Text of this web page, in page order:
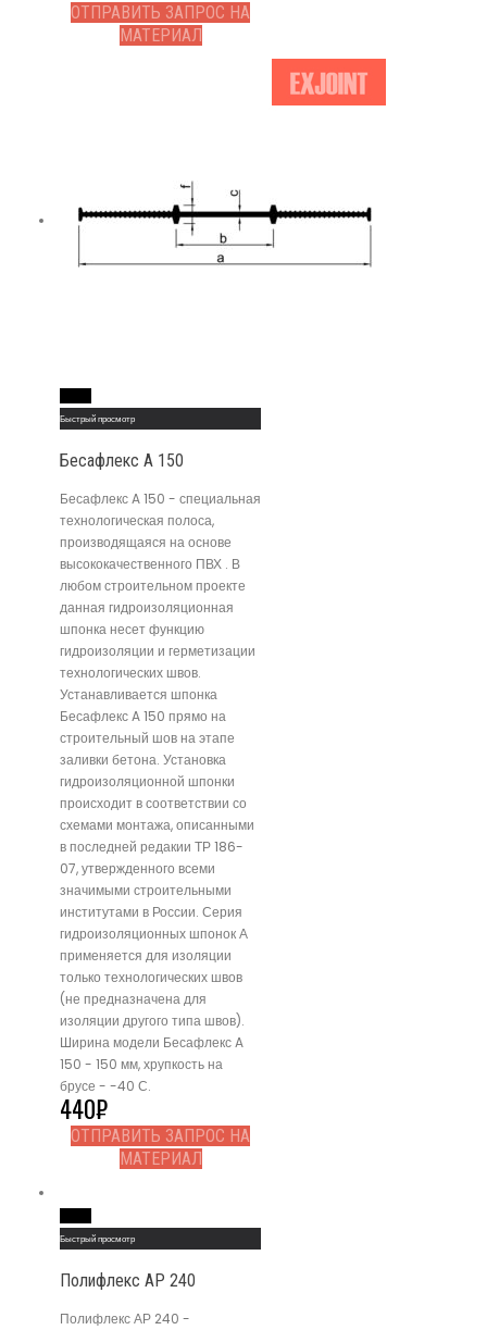
ОТПРАВИТЬ ЗАПРОС НА
МАТЕРИАЛ
Быстрый просмотр
Бесафлекс A 150
Бесафлекс A 150 - специальная
технологическая полоса,
производящаяся на основе
высококачественного ПВХ . В
любом строительном проекте
данная гидроизоляционная
шпонка несет функцию
гидроизоляции и герметизации
технологических швов.
Устанавливается шпонка
Бесафлекс A 150 прямо на
строительный шов на этапе
заливки бетона. Установка
гидроизоляционной шпонки
происходит в соответствии со
схемами монтажа, описанными
в последней редакии ТР 186-
07, утвержденного всеми
значимыми строительными
институтами в России. Серия
гидроизоляционных шпонок А
применяется для изоляции
только технологических швов
(не предназначена для
изоляции другого типа швов).
Ширина модели Бесафлекс A
150 - 150 мм, хрупкость на
брусе - -40 С.
440₽
ОТПРАВИТЬ ЗАПРОС НА
МАТЕРИАЛ
Быстрый просмотр
Полифлекс АР 240
Полифлекс АР 240 -